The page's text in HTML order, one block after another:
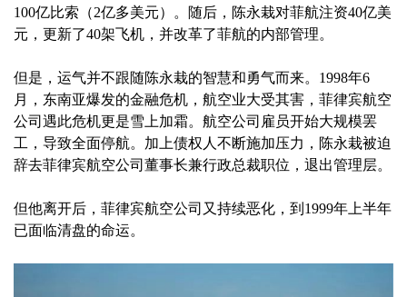
100亿比索（2亿多美元）。随后，陈永栽对菲航注资40亿美
元，更新了40架飞机，并改革了菲航的内部管理。
但是，运气并不跟随陈永栽的智慧和勇气而来。1998年6
月，东南亚爆发的金融危机，航空业大受其害，菲律宾航空
公司遇此危机更是雪上加霜。航空公司雇员开始大规模罢
工，导致全面停航。加上债权人不断施加压力，陈永栽被迫
辞去菲律宾航空公司董事长兼行政总裁职位，退出管理层。
但他离开后，菲律宾航空公司又持续恶化，到1999年上半年
已面临清盘的命运。